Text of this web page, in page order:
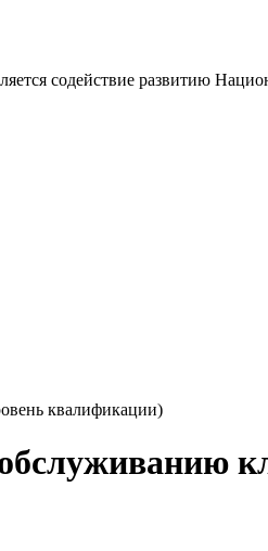
содействие развитию
квалификации)